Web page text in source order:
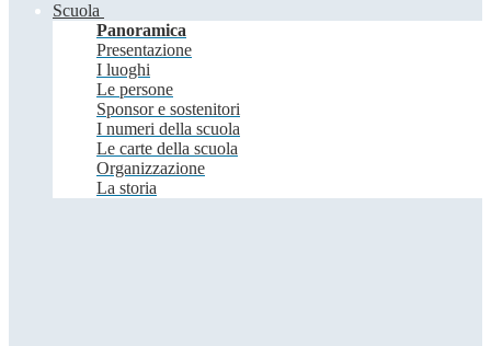
Scuola
Panoramica
Presentazione
I luoghi
Le persone
Sponsor e sostenitori
I numeri della scuola
Le carte della scuola
Organizzazione
La storia